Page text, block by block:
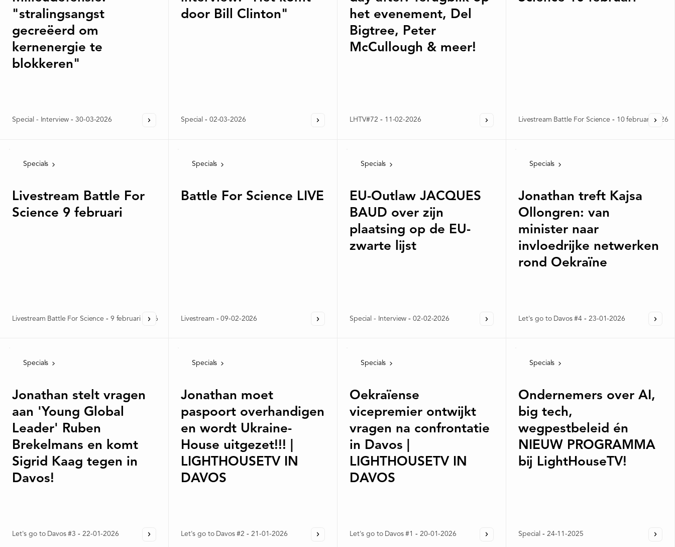
"stralingsangst
gecreëerd om
kernenergie te
blokkeren"
Special - Interview - 30-03-2026
door Bill Clinton"
Special - 02-03-2026
het evenement, Del
Bigtree, Peter
McCullough & meer!
LHTV#72 - 11-02-2026 Livestream Battle For Science - 10 februari 2026
Specials
Livestream Battle For
Science 9 februari
Livestream Battle For Science - 9 februari 2026
Specials
Battle For Science LIVE
Livestream - 09-02-2026
Specials
EU-Outlaw JACQUES
BAUD over zijn
plaatsing op de EU-
zwarte lijst
Special - Interview - 02-02-2026
Specials
Jonathan treft Kajsa
Ollongren: van
minister naar
invloedrijke netwerken
rond Oekraïne
Let's go to Davos #4 - 23-01-2026
Specials
Jonathan stelt vragen
aan 'Young Global
Leader' Ruben
Brekelmans en komt
Sigrid Kaag tegen in
Davos!
Let's go to Davos #3 - 22-01-2026
Specials
Jonathan moet
paspoort overhandigen
en wordt Ukraine-
House uitgezet!!! |
LIGHTHOUSETV IN
DAVOS
Let's go to Davos #2 - 21-01-2026
Specials
Oekraïense
vicepremier ontwijkt
vragen na confrontatie
in Davos |
LIGHTHOUSETV IN
DAVOS
Let's go to Davos #1 - 20-01-2026
Specials
Ondernemers over AI,
big tech,
wegpestbeleid én
NIEUW PROGRAMMA
bij LightHouseTV!
Special - 24-11-2025